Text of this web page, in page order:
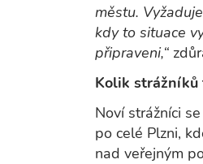
městu.
kdy to situace
připraveni,“
Kolik strážníků
Noví strážníci
po celé Plzni,
nad veřejným